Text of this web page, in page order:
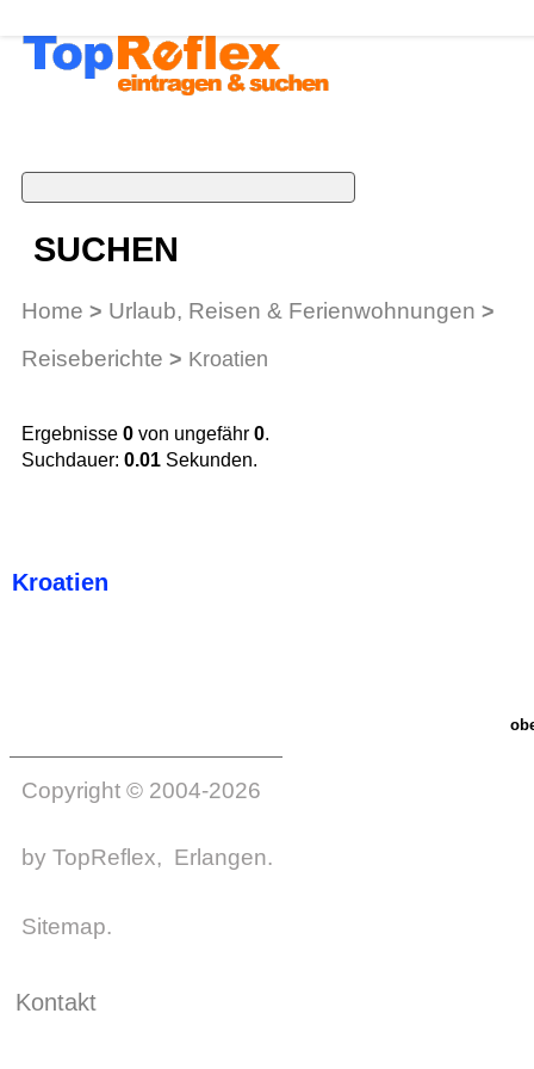
SUCHEN
Home > Urlaub, Reisen & Ferienwohnungen >
Reiseberichte > Kroatien
Ergebnisse 0 von ungefähr 0.
Suchdauer: 0.01 Sekunden.
Kroatien
Copyright © 2004-2026
by TopReflex, Erlangen.
Sitemap.
Kontakt